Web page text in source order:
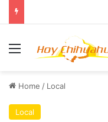
Menu
Home / Local
Local